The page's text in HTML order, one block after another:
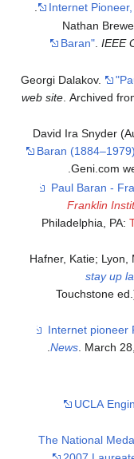
Internet
Nathan
Baran".IEEE
Georgi Dalakov.
web site . Archived
David Ira Snyder
Baran
Geni.com
.
Franklin
Philadelphia, PA:
Hafner, Katie; Lyon,
stay up
Touchstone
News. March
.
UCLA
"The National